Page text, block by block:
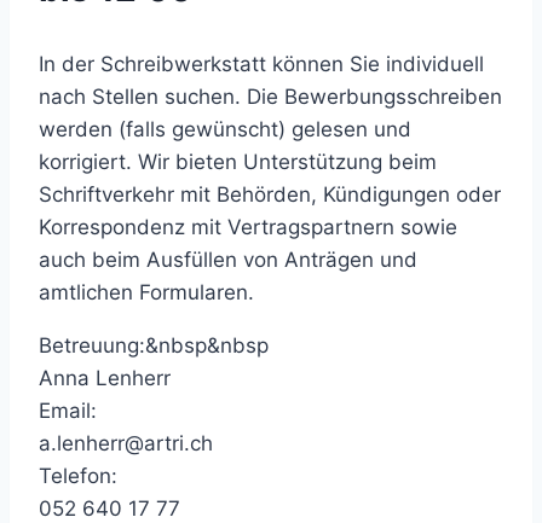
In der Schreibwerkstatt können Sie individuell
nach Stellen suchen. Die Bewerbungsschreiben
werden (falls gewünscht) gelesen und
korrigiert. Wir bieten Unterstützung beim
Schriftverkehr mit Behörden, Kündigungen oder
Korrespondenz mit Vertragspartnern sowie
auch beim Ausfüllen von Anträgen und
amtlichen Formularen.
Betreuung:&nbsp&nbsp
Anna Lenherr
Email:
a.lenherr@artri.ch
Telefon:
052 640 17 77